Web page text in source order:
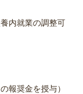
内就業の調整可
報奨金を授与）